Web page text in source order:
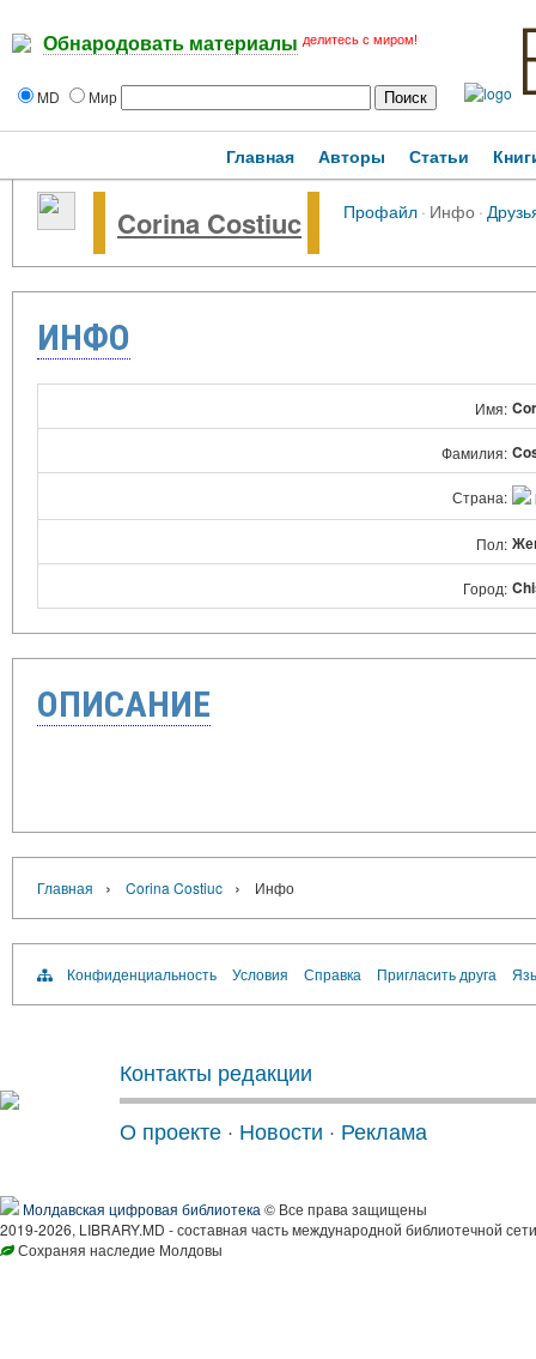
Обнародовать материалы делитесь с миром!
MD Мир
Главная Авторы Статьи
Corina Costiuc Профайл· Инфо·
ИНФО
Имя:
Фамилия:
Страна:
Пол:
Город:
ОПИСАНИЕ
Главная › Corina Costiuc › Инфо
Конфиденциальность Условия Справка Пригласить друга
Контакты редакции
О проекте · Новости · Реклама
Молдавская цифровая библиотека © Все права защищены
2019-2026, LIBRARY.MD - составная часть международной библиотечной
Сохраняя наследие Молдовы